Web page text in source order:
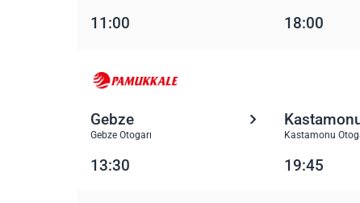
11:00 18:00
Gebze
Gebze Otogarı Kastamonu
13:30 19:45